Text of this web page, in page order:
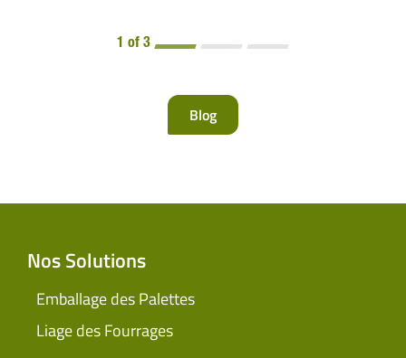
1 of 3
Blog
Nos Solutions
Emballage des Palettes
Liage des Fourrages